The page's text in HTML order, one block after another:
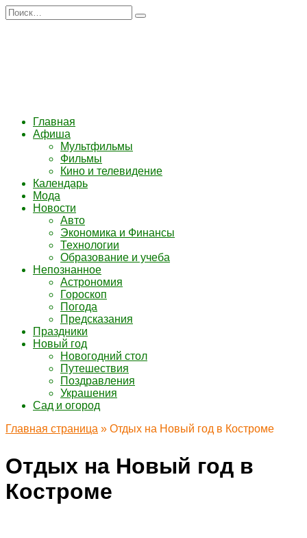
Перейти
к
Search
for:
Главная
Афиша
Мультфильмы
Фильмы
Кино и телевидение
Календарь
Мода
Новости
Авто
Экономика и Финансы
Технологии
Образование и учеба
Непознанное
Астрономия
Гороскоп
Погода
Предсказания
Праздники
Новый год
Новогодний стол
Путешествия
Поздравления
Украшения
Сад и огород
Главная страница » Отдых на Новый год в Костроме
Отдых на Новый год в
Костроме